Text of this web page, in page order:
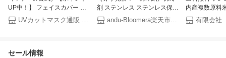
UP中！】 フェイスカバー ヤ
ケーヌ爽クール 洗えるUVカッ
トマスク スポーツ マスク 息
焼け予防 顔 首 ゴルフ テニス
UVカットマスク通販 MARUFUKU
剤 ステンレス ステンレス保冷
剤 長時間 強力保冷 クーラー
ボックス 小型 繰り返し使える
andu-Bloomera楽天市場店
内産複数原料
セール情報